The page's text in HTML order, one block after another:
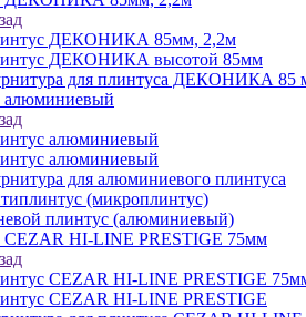
ДЕКОНИКА 85мм, 2,2м
ДЕКОНИКА высотой 85мм
для плинтуса ДЕКОНИКА 85
алюминиевый
алюминиевый
алюминиевый
для алюминиевого плинтуса
(микроплинтус)
плинтус (алюминиевый)
CEZAR HI-LINE PRESTIGE 75мм
CEZAR HI-LINE PRESTIGE
CEZAR HI-LINE PRESTIGE